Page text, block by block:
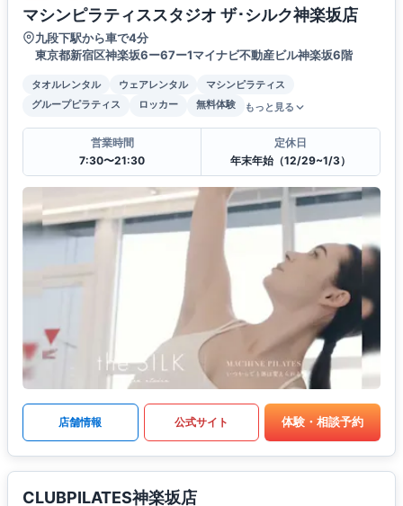
マシンピラティススタジオ ザ･シルク神楽坂店
九段下駅から車で4分
東京都新宿区神楽坂6ー67ー1マイナビ不動産ビル神楽坂6階
タオルレンタル ウェアレンタル
マシンピラティス
グループピラティス
ロッカー 無料体験 もっと見る
営業時間
7:30〜21:30
定休日
年末年始（12/29~1/3）
店舗情報 公式サイト 体験・相談予約
CLUBPILATES神楽坂店